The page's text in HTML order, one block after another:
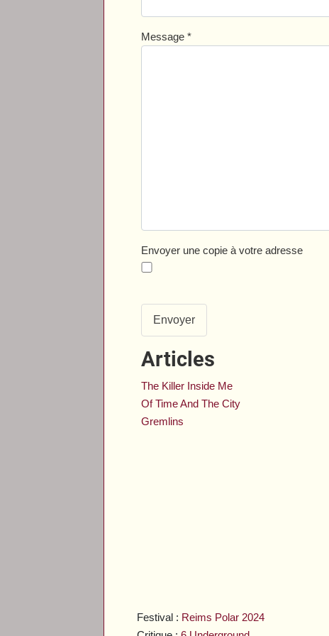
Festival : Reims Polar 2024
Message *
Envoyer une copie à votre adresse
Envoyer
Articles
The Killer Inside Me
Of Time And The City
Gremlins